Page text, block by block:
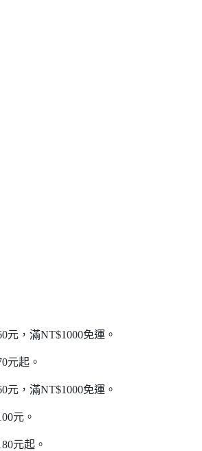
元，滿NT$1000免運。
元起。
元，滿NT$1000免運。
元。
元起。